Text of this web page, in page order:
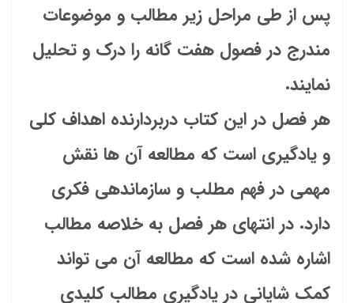
پس از طی مراحل زیر مطالب و موضوعات
مندرج در فصول هفت گانه را درک و تحلیل
نمایند.
هر فصل در این کتاب دربردارنده اهداف کلی
و یادگیری است که مطالعه آن ها نقش
مهمی در فهم مطلب و سازماندهی فکری
دارد. در انتهای هر فصل به خلاصه مطالب
اشاره شده است که مطالعه آن می تواند
کمک شایانی در یادگیری مطالب کلیدی